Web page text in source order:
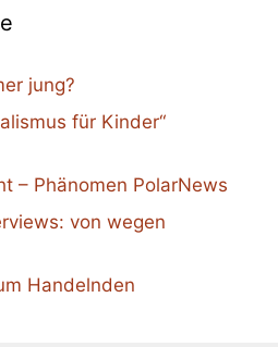
jung?
für Kinder“
– Phänomen PolarNews
von wegen
Handelnden